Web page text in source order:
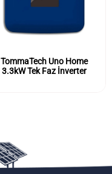
TommaTech Uno Home
3.3kW Tek Faz İnverter